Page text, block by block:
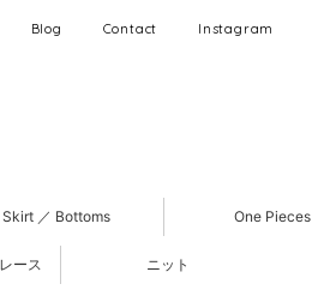
Blog Contact Instagram
Skirt ／ Bottoms One Pieces
ース ニット